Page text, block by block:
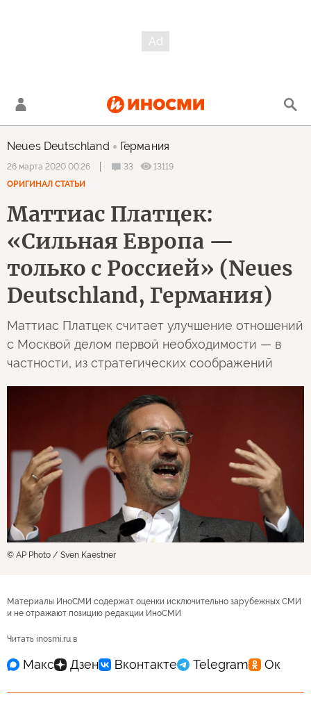
Neues Deutschland Германия
26 марта 2020 00:26 33
13119
ОРИГИНАЛ СТАТЬИ
Маттиас Платцек:
«Сильная Европа —
только с Россией» (Neues
Deutschland, Германия)
Маттиас Платцек считает улучшение отношений
с Москвой делом первой необходимости — в
частности, из стратегических соображений
© AP Photo / Sven Kaestner
Материалы ИноСМИ содержат оценки исключительно зарубежных СМИ
и не отражают позицию редакции ИноСМИ
Читать inosmi.ru в